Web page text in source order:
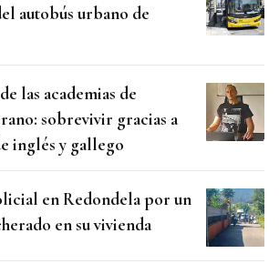
autobús urbano de
las academias de
sobrevivir gracias a
inglés y gallego
en Redondela por un
en su vivienda